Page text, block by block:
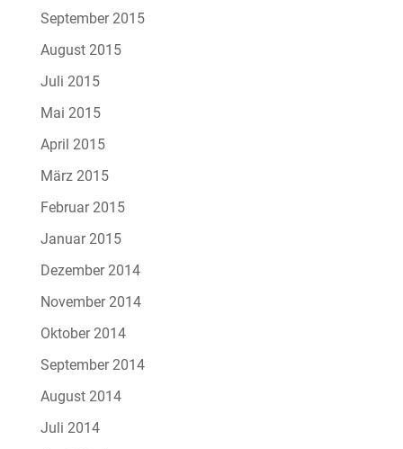
September 2015
August 2015
Juli 2015
Mai 2015
April 2015
März 2015
Februar 2015
Januar 2015
Dezember 2014
November 2014
Oktober 2014
September 2014
August 2014
Juli 2014